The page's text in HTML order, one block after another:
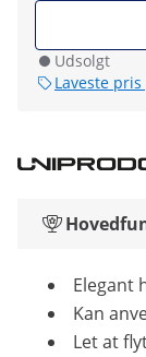
Udsolgt
Laveste
Elegant
Kan
Let at